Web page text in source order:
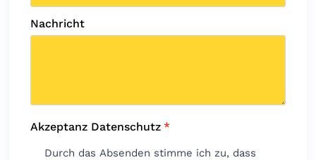
Nachricht
Akzeptanz Datenschutz *
Durch das Absenden stimme ich zu, dass